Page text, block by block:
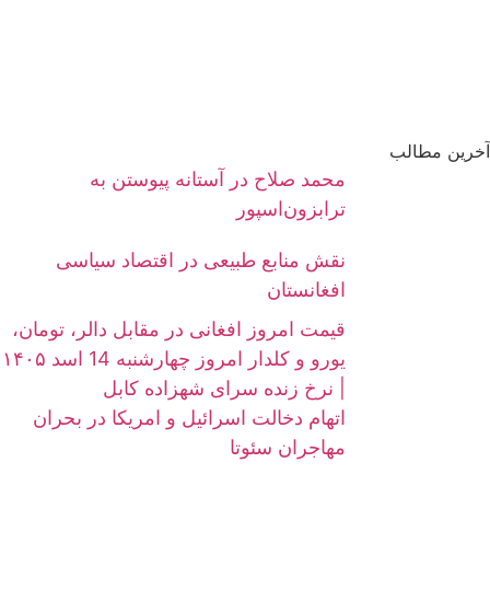
آخرین مطالب
محمد صلاح در آستانه پیوستن به
ترابزون‌اسپور
نقش منابع طبیعی در اقتصاد سیاسی
افغانستان
قیمت امروز افغانی در مقابل دالر، تومان،
یورو و کلدار امروز چهارشنبه 14 اسد ۱۴۰۵
| نرخ زنده سرای شهزاده کابل
اتهام دخالت اسرائیل و امریکا در بحران
مهاجران سئوتا